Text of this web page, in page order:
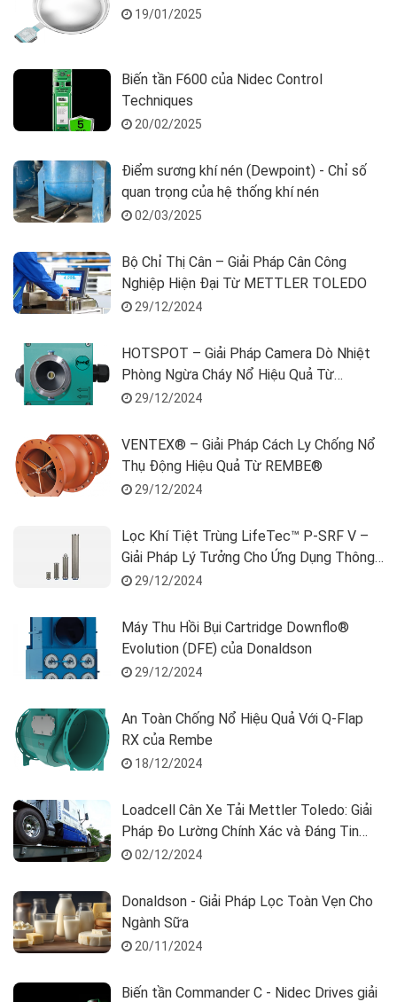
19/01/2025
Biến tần F600 của Nidec Control
Techniques
20/02/2025
Điểm sương khí nén (Dewpoint) - Chỉ số
quan trọng của hệ thống khí nén
02/03/2025
Bộ Chỉ Thị Cân – Giải Pháp Cân Công
Nghiệp Hiện Đại Từ METTLER TOLEDO
29/12/2024
HOTSPOT – Giải Pháp Camera Dò Nhiệt
Phòng Ngừa Cháy Nổ Hiệu Quả Từ
REMBE®
29/12/2024
VENTEX® – Giải Pháp Cách Ly Chống Nổ
Thụ Động Hiệu Quả Từ REMBE®
29/12/2024
Lọc Khí Tiệt Trùng LifeTec™ P-SRF V –
Giải Pháp Lý Tưởng Cho Ứng Dụng Thông
Bồn29/12/2024
Máy Thu Hồi Bụi Cartridge Downflo®
Evolution (DFE) của Donaldson
29/12/2024
An Toàn Chống Nổ Hiệu Quả Với Q-Flap
RX của Rembe
18/12/2024
Loadcell Cân Xe Tải Mettler Toledo: Giải
Pháp Đo Lường Chính Xác và Đáng Tin
Cậy02/12/2024
Donaldson - Giải Pháp Lọc Toàn Vẹn Cho
Ngành Sữa
20/11/2024
Biến tần Commander C - Nidec Drives giải